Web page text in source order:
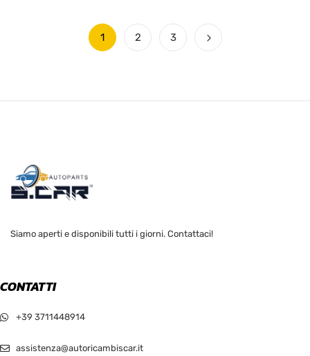
1 2 3
Siamo aperti e disponibili tutti i giorni. Contattaci!
CONTATTI
+39 3711448914
assistenza@autoricambiscar.it